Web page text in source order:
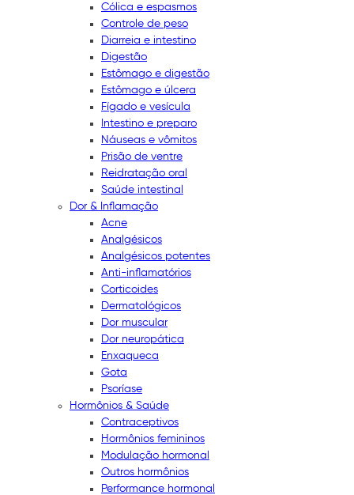
Cólica e espasmos
Controle de peso
Diarreia e intestino
Digestão
Estômago e digestão
Estômago e úlcera
Fígado e vesícula
Intestino e preparo
Náuseas e vômitos
Prisão de ventre
Reidratação oral
Saúde intestinal
Dor & Inflamação
Acne
Analgésicos
Analgésicos potentes
Anti-inflamatórios
Corticoides
Dermatológicos
Dor muscular
Dor neuropática
Enxaqueca
Gota
Psoríase
Hormônios & Saúde
Contraceptivos
Hormônios femininos
Modulação hormonal
Outros hormônios
Performance hormonal